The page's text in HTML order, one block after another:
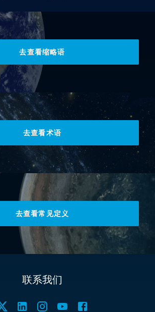
去查看缩略语
去查看术语
去查看常见定义
联系我们